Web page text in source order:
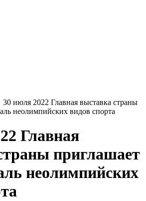
30 июля 2022 Главная выставка страны
неолимпийских видов спорта
Главная
приглашает
неолимпийских